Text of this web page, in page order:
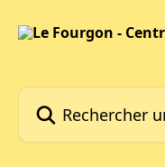
Rechercher un article...